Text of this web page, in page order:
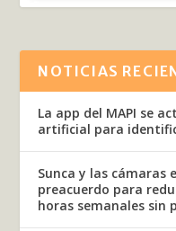
NOTICIAS
La app del MAPI se
artificial para
Sunca y las cámaras
preacuerdo para
horas semanales sin